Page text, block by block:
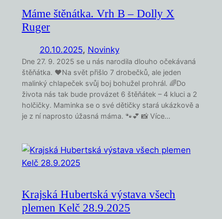
Máme štěnátka. Vrh B – Dolly X
Ruger
20.10.2025, Novinky
Dne 27. 9. 2025 se u nás narodila dlouho očekávaná
štěňátka. ❤️Na svět přišlo 7 drobečků, ale jeden
malinký chlapeček svůj boj bohužel prohrál. 🌈Do
života nás tak bude provázet 6 štěňátek – 4 kluci a 2
holčičky. Maminka se o své dětičky stará ukázkově a
je z ní naprosto úžasná máma. 🐾💕 📸 Více…
Krajská Hubertská výstava všech
plemen Kelč 28.9.2025